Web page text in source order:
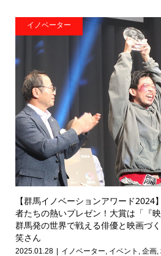
イノベーター
【群馬イノベーションアワード2024
者たちの熱いプレゼン！大賞は「『
群馬発の世界で戦える俳優と映画づ
笑さん
2025.01.28 イノベーター イベント 企画,